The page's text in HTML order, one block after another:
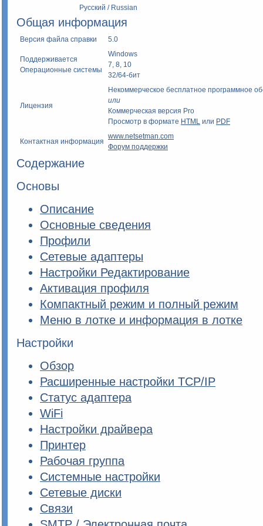
Русский / Russian
Общая информация
Версия файла справки 5.0
Поддерживается
Операционные системы
Windows
7, 8, 10
32/64-бит
Лицензия
Некоммерческое бесплатное программное
или
Коммерческая версия Pro
Просмотр в формате HTML или PDF
Контактная информация
www.netsetman.com
Форум поддержки
Содержание
Основы
Описание
Основные сведения
Профили
Сетевые адаптеры
Настройки Редактирование
Активация профиля
Компактный режим и полный режим
Меню в лотке и информация в лотке
Настройки
Обзор
Расширенные настройки TCP/IP
Статус адаптера
WiFi
Настройки драйвера
Принтер
Рабочая группа
Системные настройки
Сетевые диски
Связи